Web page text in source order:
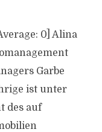
0] Alina
Garbe
ist unter
des auf